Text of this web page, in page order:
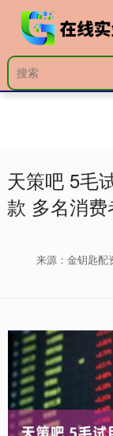
天策吧 5毛
款 多名消费
来源：金钥匙配